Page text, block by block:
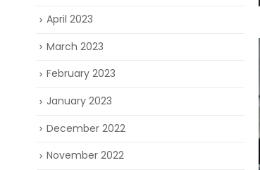
April 2023
March 2023
February 2023
January 2023
December 2022
November 2022